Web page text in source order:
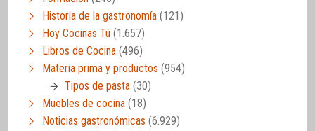
Historia de la gastronomía (121)
Hoy Cocinas Tú (1.657)
Libros de Cocina (496)
Materia prima y productos (954)
Tipos de pasta (30)
Muebles de cocina (18)
Noticias gastronómicas (6.929)